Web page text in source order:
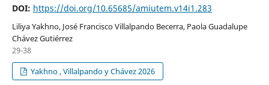
DOI: https://doi.org/10.65685/amiutem.v14i1.283
Liliya Yakhno, José Francisco Villalpando Becerra, Paola Guadalupe
Chávez Gutiérrez
29-38
Yakhno , Villalpando y Chávez 2026